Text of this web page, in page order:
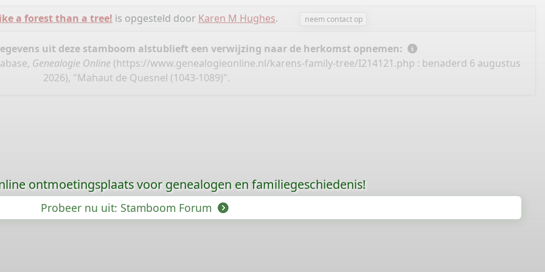
a forest than a tree! is opgesteld door Karen M Hughes. neem contact op
uit deze stamboom alstublieft een verwijzing naar de herkomst opnemen:
Genealogie Online (https://www.genealogieonline.nl/karens-family-tree/I214121.php : benaderd 6 augustus
2026), "Mahaut de Quesnel (1043-1089)".
ontmoetingsplaats voor genealogen en familiegeschiedenis!
Probeer nu uit: Stamboom Forum